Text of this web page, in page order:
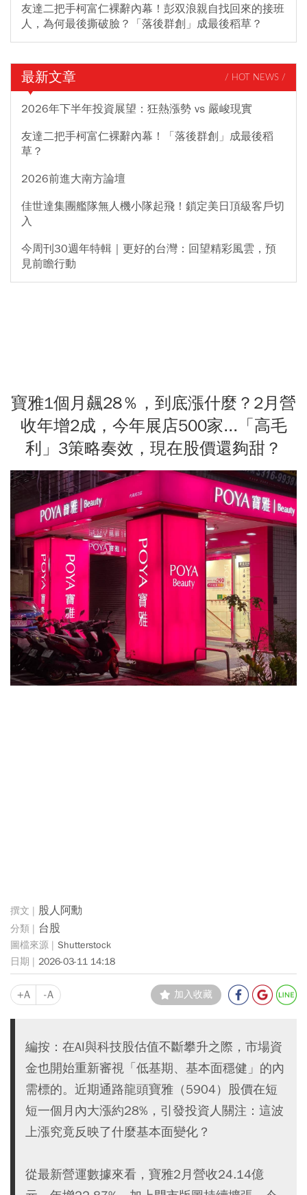
友達二把手柯富仁裸辭內幕！彭双浪親自找回來的接班
人，為何最後撕破臉？「落後群創」成最後稻草？
最新文章 / HOT NEWS /
2026年下半年投資展望：狂熱漲勢 vs 嚴峻現實
友達二把手柯富仁裸辭內幕！「落後群創」成最後稻
草？
2026前進大南方論壇
佳世達集團艦隊無人機小隊起飛！鎖定美日頂級客戶切
入
今周刊30週年特輯｜更好的台灣：回望精彩風雲，預
見前瞻行動
寶雅1個月飆28％，到底漲什麼？2月營
收年增2成，今年展店500家...「高毛
利」3策略奏效，現在股價還夠甜？
股人阿勳
台股
Shutterstock
2026-03-11 14:18
+A -A 加入收藏
編按：在AI與科技股估值不斷攀升之際，市場資
金也開始重新審視「低基期、基本面穩健」的內
需標的。近期通路龍頭寶雅（5904）股價在短
短一個月內大漲約28%，引發投資人關注：這波
上漲究竟反映了什麼基本面變化？
從最新營運數據來看，寶雅2月營收24.14億